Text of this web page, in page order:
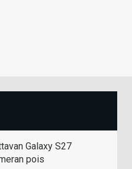
Galaxy S27
pois